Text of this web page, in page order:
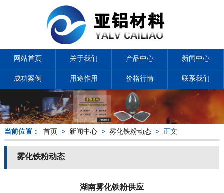
网站首页 关于我们 产品中心 新闻中心
成功案例 用途作用 价格行情 联系我们
当前位置： 首页 > 新闻中心> 雾化铁粉动态> 正文
雾化铁粉动态
湖南雾化铁粉供应